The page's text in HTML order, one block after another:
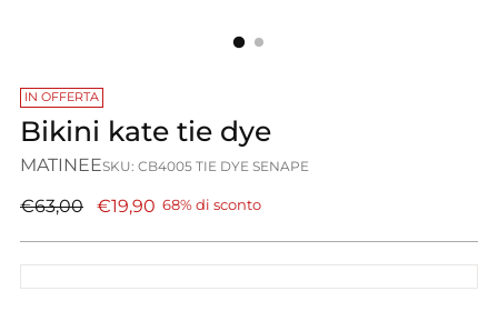
IN OFFERTA
Bikini kate tie dye
MATINEESKU: CB4005 TIE DYE SENAPE
Prezzo
€63,00 €19,90 68% di sconto